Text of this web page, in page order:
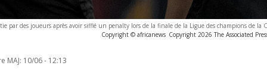
par des joueurs après avoir sifflé un penalty lors de la finale de la Ligue des champions de la
Copyright © africanews Copyright 2026 The Associated
MAJ: 10/06 - 12:13